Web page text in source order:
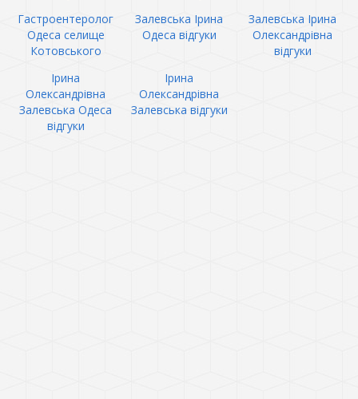
Гастроентеролог
Одеса селище
Котовського
Залевська Ірина
Одеса відгуки
Залевська Ірина
Олександрівна
відгуки
Ірина
Олександрівна
Залевська Одеса
відгуки
Ірина
Олександрівна
Залевська відгуки